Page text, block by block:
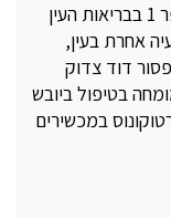
לעיניים יש מספר. פרופסור דוד צדוק מספר 1 בבריאות העין
אחרת בעין,
דוד צדוק
בטיפול ביובש
במכשירים